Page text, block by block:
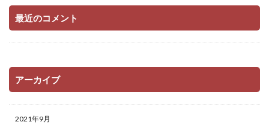
最近のコメント
アーカイブ
2021年9月